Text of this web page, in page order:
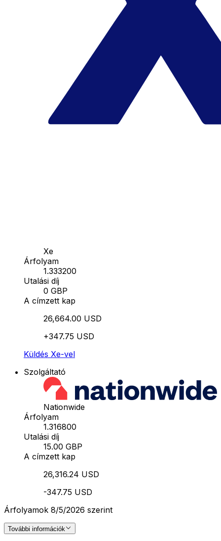
Xe
Árfolyam
1.333200
Utalási díj
0 GBP
A címzett kap
26,664.00 USD
+347.75 USD
Küldés Xe-vel
Szolgáltató
Nationwide
Árfolyam
1.316800
Utalási díj
15.00 GBP
A címzett kap
26,316.24 USD
-347.75 USD
Árfolyamok 8/5/2026 szerint
További információk